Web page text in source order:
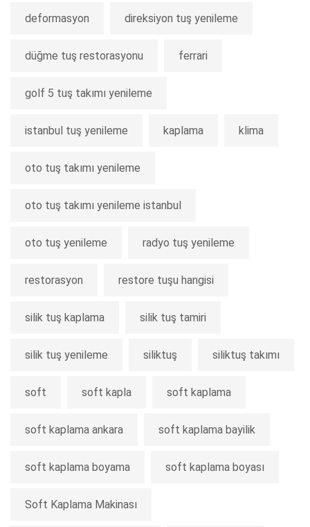
deformasyon direksiyon tuş yenileme
düğme tuş restorasyonu ferrari
golf 5 tuş takımı yenileme
istanbul tuş yenileme kaplama klima
oto tuş takımı yenileme
oto tuş takımı yenileme istanbul
oto tuş yenileme radyo tuş yenileme
restorasyon restore tuşu hangisi
silik tuş kaplama silik tuş tamiri
silik tuş yenileme siliktuş siliktuş takımı
soft soft kapla soft kaplama
soft kaplama ankara soft kaplama bayilik
soft kaplama boyama soft kaplama boyası
Soft Kaplama Makinası